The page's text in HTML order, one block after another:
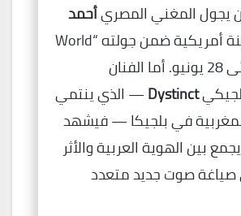
يجول المغني المصريأحمد
11 مدينة أمريكية ضمن جولته “World
Cup Run” حتى 28 يونيو. أما الفنان
Dystinct— الذي ينتمي
في بلجيكا — فيشهد
بين الهوية العربية والأثر
صياغة صوت جديد متعدد